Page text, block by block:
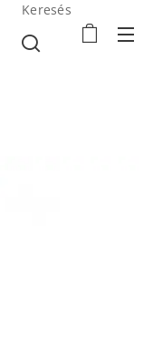
Keresés